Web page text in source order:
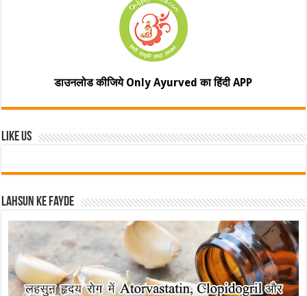
डाउनलोड कीजिये Only Ayurved का हिंदी APP
Like Us
Lahsun ke fayde